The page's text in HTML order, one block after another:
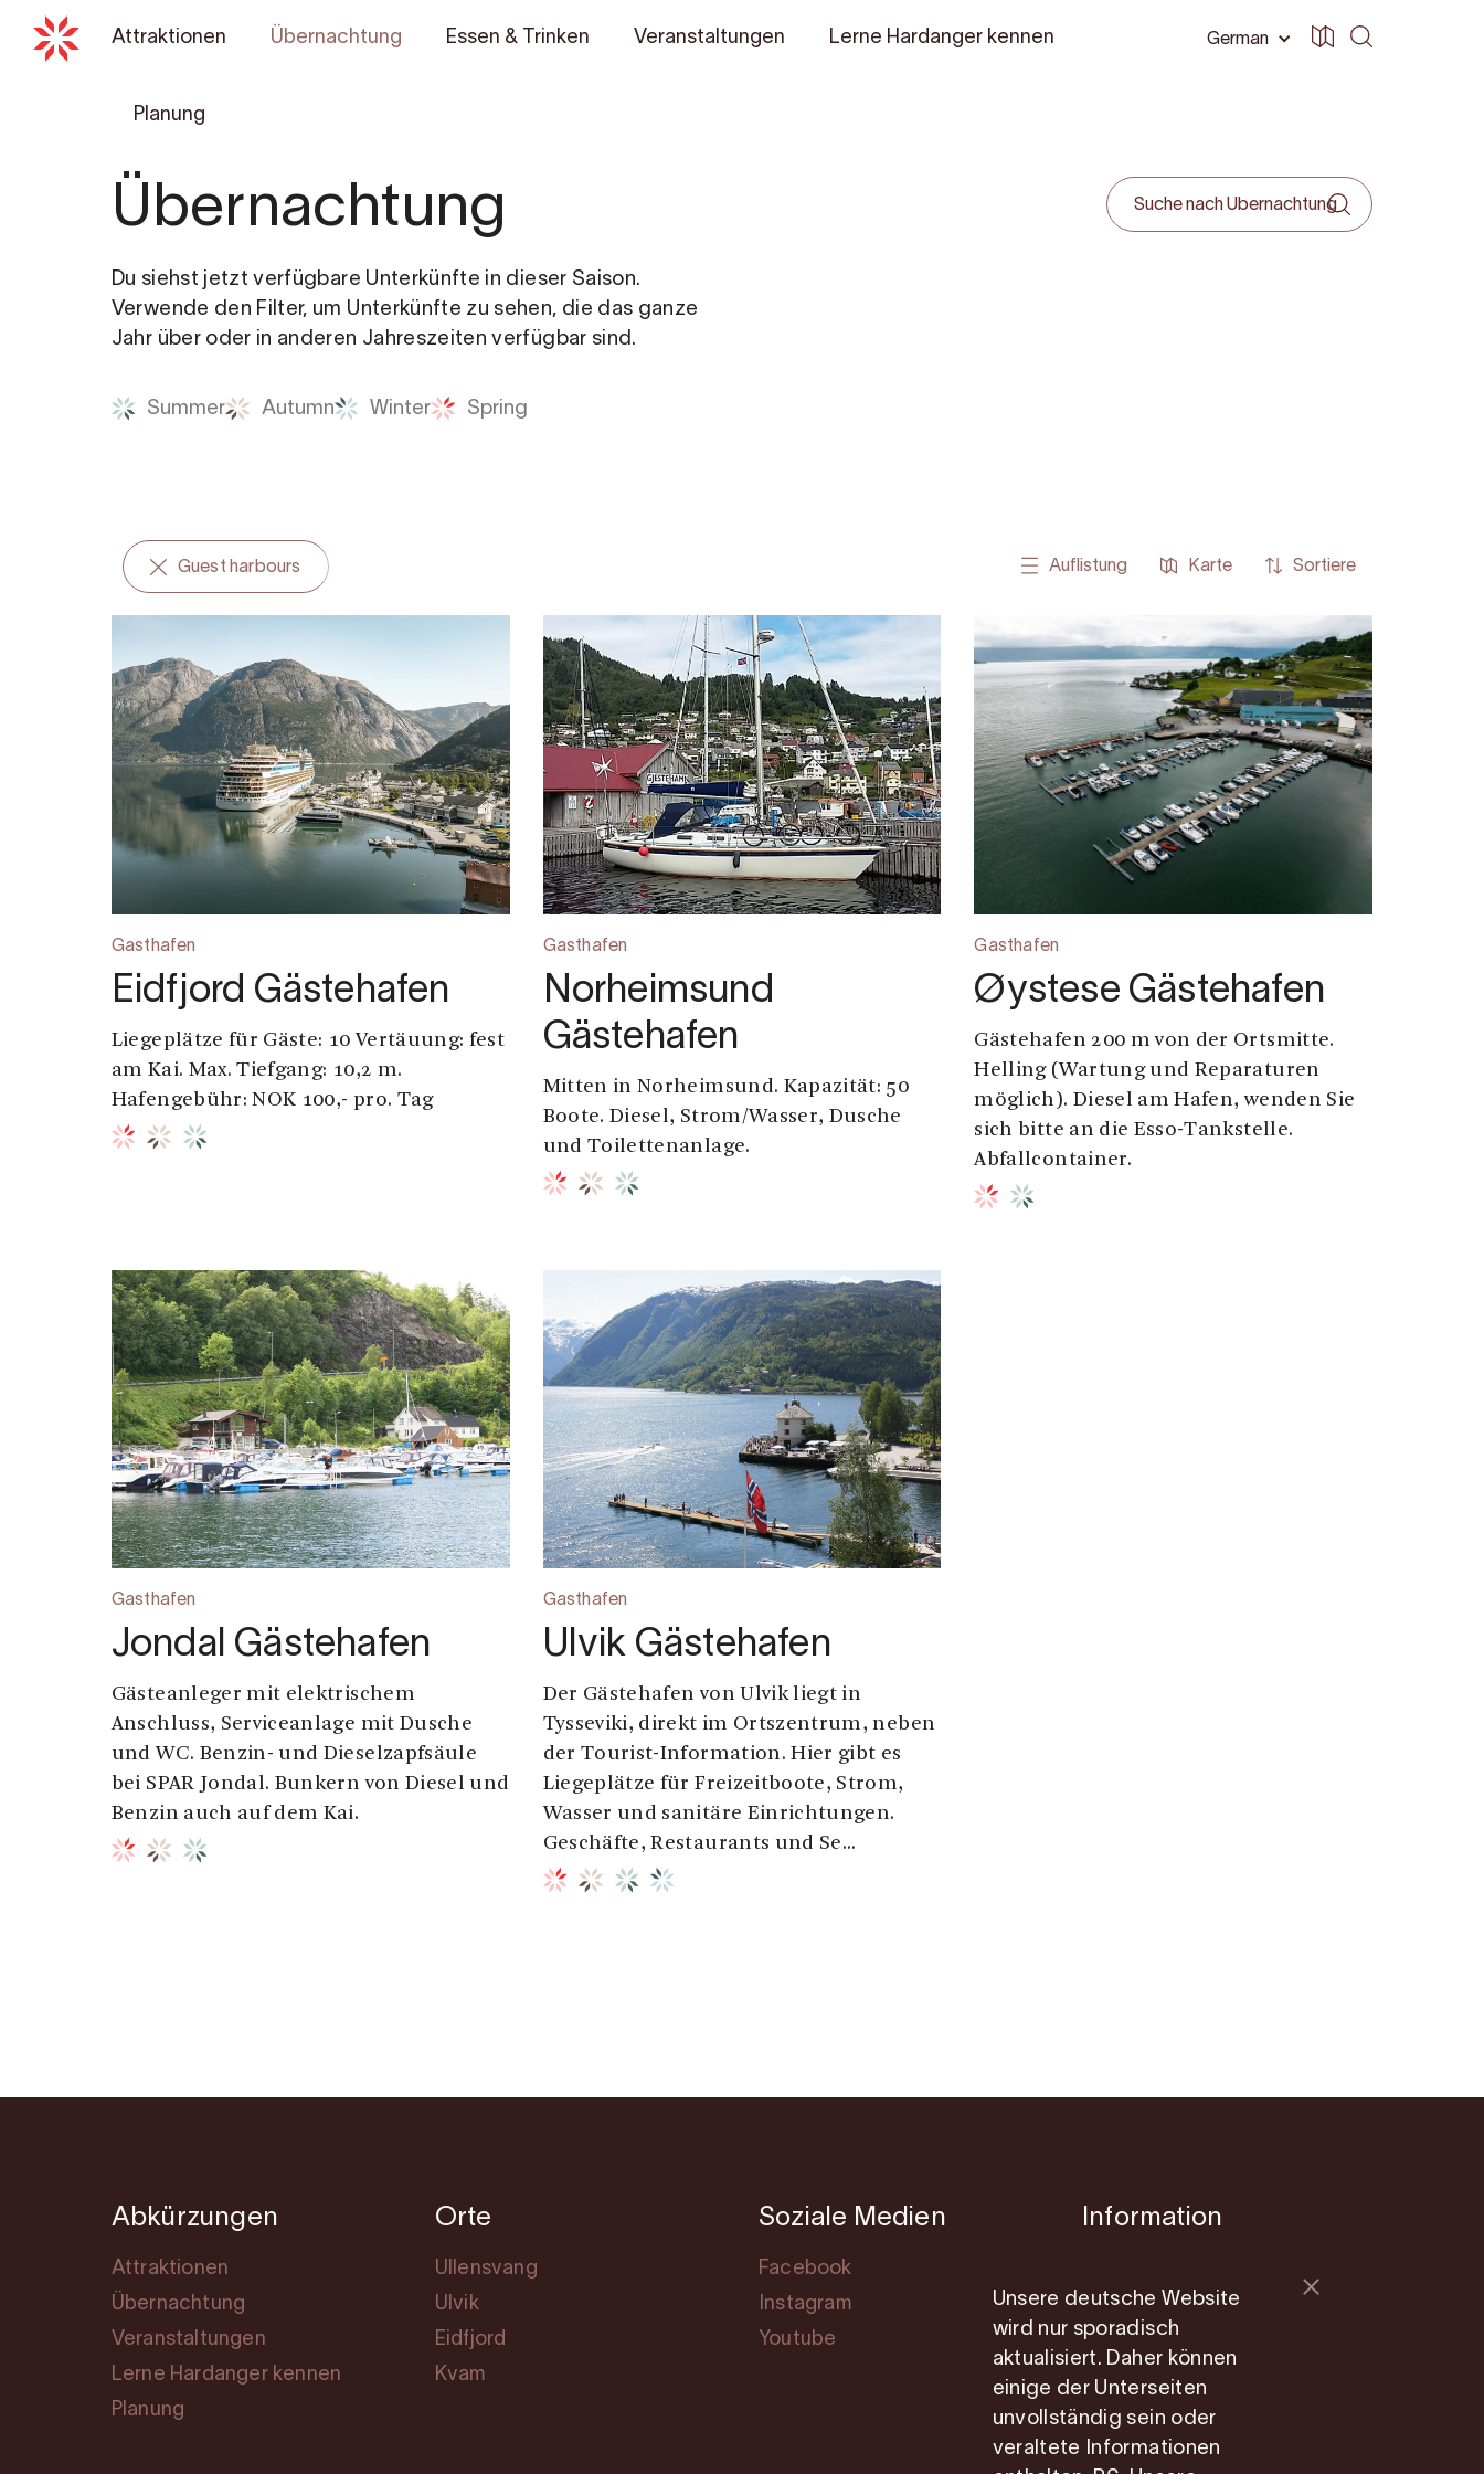
German
Attraktionen Übernachtung Essen & Trinken Veranstaltungen Lerne Hardanger kennen
Planung
Übernachtung
Du siehst jetzt verfügbare Unterkünfte in dieser Saison.
Verwende den Filter, um Unterkünfte zu sehen, die das ganze
Jahr über oder in anderen Jahreszeiten verfügbar sind.
Summer Autumn Winter Spring
Guest harbours Auflistung Karte Sortiere
Gasthafen
Eidfjord Gästehafen
Liegeplätze für Gäste: 10 Vertäuung: fest
am Kai. Max. Tiefgang: 10,2 m.
Hafengebühr: NOK 100,- pro. Tag
Gasthafen
Norheimsund
Gästehafen
Mitten in Norheimsund. Kapazität: 50
Boote. Diesel, Strom/Wasser, Dusche
und Toilettenanlage.
Gasthafen
Øystese Gästehafen
Gästehafen 200 m von der Ortsmitte.
Helling (Wartung und Reparaturen
möglich). Diesel am Hafen, wenden Sie
sich bitte an die Esso-Tankstelle.
Abfallcontainer.
Gasthafen
Jondal Gästehafen
Gästeanleger mit elektrischem
Anschluss, Serviceanlage mit Dusche
und WC. Benzin- und Dieselzapfsäule
bei SPAR Jondal. Bunkern von Diesel und
Benzin auch auf dem Kai.
Gasthafen
Ulvik Gästehafen
Der Gästehafen von Ulvik liegt in
Tysseviki, direkt im Ortszentrum, neben
der Tourist-Information. Hier gibt es
Liegeplätze für Freizeitboote, Strom,
Wasser und sanitäre Einrichtungen.
Geschäfte, Restaurants und Se...
Unsere deutsche Website
wird nur sporadisch
aktualisiert. Daher können
einige der Unterseiten
unvollständig sein oder
veraltete Informationen
Abkürzungen
Attraktionen
Übernachtung
Veranstaltungen
Lerne Hardanger kennen
Planung
Orte
Ullensvang
Ulvik
Eidfjord
Kvam
Soziale Medien
Facebook
Instagram
Youtube
Information
Photo Service
Über uns
Cookie consent